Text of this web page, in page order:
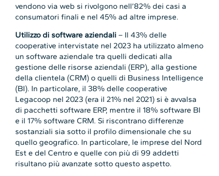
vendono via web si rivolgono nell’82% dei casi a
consumatori finali e nel 45% ad altre imprese.
Utilizzo di software aziendali – Il 43% delle
cooperative intervistate nel 2023 ha utilizzato almeno
un software aziendale tra quelli dedicati alla
gestione delle risorse aziendali (ERP), alla gestione
della clientela (CRM) o quelli di Business Intelligence
(BI). In particolare, il 38% delle cooperative
Legacoop nel 2023 (era il 21% nel 2021) si è avvalsa
di pacchetti software ERP, mentre il 18% software BI
e il 17% software CRM. Si riscontrano differenze
sostanziali sia sotto il profilo dimensionale che su
quello geografico. In particolare, le imprese del Nord
Est e del Centro e quelle con più di 99 addetti
risultano più avanzate sotto questo aspetto.